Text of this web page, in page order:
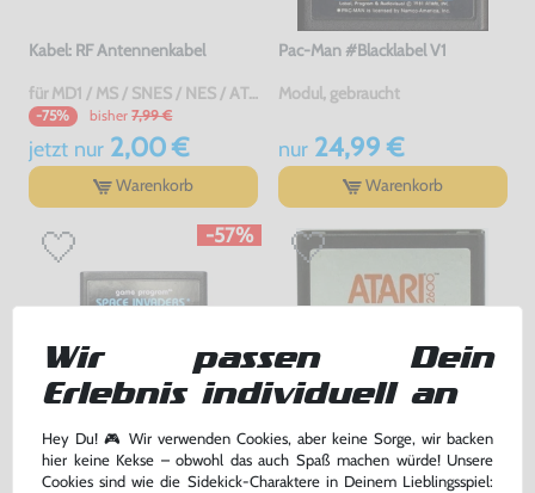
Kabel: RF Antennenkabel
für MD1 / MS / SNES / NES / ATARI 2600 7800 / Jaguar / C64 / Sinclair, gebraucht
-75% bisher 7,99 €
jetzt nur2,00 €
Warenkorb
Pac-Man #Blacklabel V1
Modul, gebraucht
nur24,99 €
Warenkorb
-57%
Space Invaders #Picturelabel
Centipede #Silverlabel
Wir passen Dein
Erlebnis individuell an
Hey Du! 🎮 Wir verwenden Cookies, aber keine Sorge, wir backen
hier keine Kekse – obwohl das auch Spaß machen würde! Unsere
Cookies sind wie die Sidekick-Charaktere in Deinem Lieblingsspiel: